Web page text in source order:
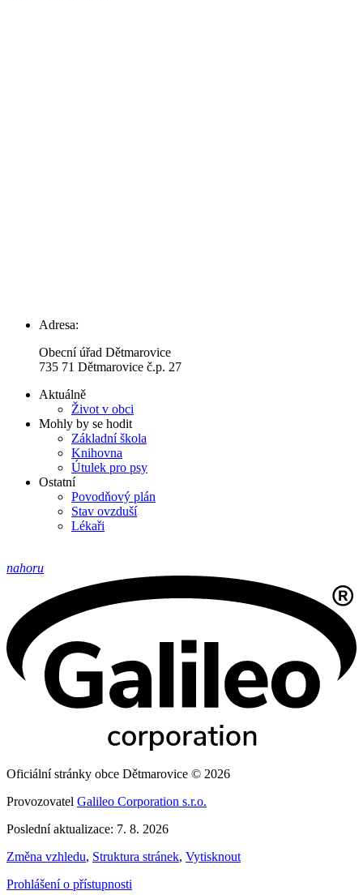
Adresa:
Obecní úřad Dětmarovice
735 71 Dětmarovice č.p. 27
Aktuálně
Život v obci
Mohly by se hodit
Základní škola
Knihovna
Útulek pro psy
Ostatní
Povodňový plán
Stav ovzduší
Lékaři
nahoru
Oficiální stránky obce Dětmarovice © 2026
Provozovatel Galileo Corporation s.r.o.
Poslední aktualizace: 7. 8. 2026
Změna vzhledu, Struktura stránek, Vytisknout
Prohlášení o přístupnosti